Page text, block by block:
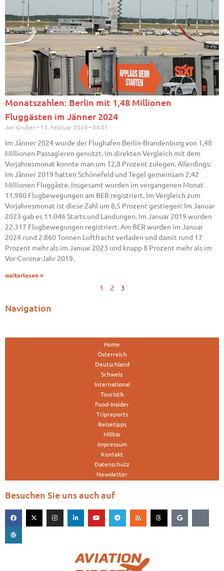
Monatszahlen: Berlin mit 1,48 Millionen
Fluggästen im Jänner 2024
Jan Gruber 13. Februar 2024 04:01
Im Jänner 2024 wurde der Flughafen Berlin-Brandenburg von 1,48
Millionen Passagieren genutzt. Im direkten Vergleich mit dem
Vorjahresmonat konnte man um 12,8 Prozent zulegen. Allerdings:
Im Jänner 2019 hatten Schönefeld und Tegel gemeinsam 2,42
Millionen Fluggäste. Insgesamt wurden im vergangenen Monat
11.980 Flugbewegungen am BER registriert. Im Vergleich zum
Vorjahresmonat ist diese Zahl um 8,5 Prozent gestiegen: Im Januar
2023 gab es 11.046 Starts und Landungen. Im Januar 2019 wurden
22.317 Flugbewegungen registriert. Am BER wurden im Januar
2024 rund 2.860 Tonnen Luftfracht verladen und damit rund 17
Prozent mehr als im Januar 2023 und knapp 8 Prozent mehr als im
Vor-Corona-Jahr 2019.
weiterlesen »
1 2 3
Navigation
Home
Österreich
Deutschland
Schweiz
International
Touristik
Food-Insider
Tripreports
Reisetipps
Militär
Impressum
Kontakt
Datenschutz
Newsletter
Besuchen Sie uns auch auf